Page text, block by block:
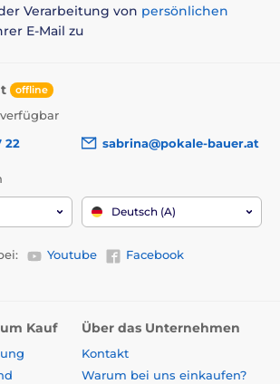
Verarbeitung von persönlichen
E-Mail zu
offline
22
sabrina@pokale-bauer.at
Deutsch (A)
Youtube
Facebook
Kauf Über das Unternehmen
Kontakt
Warum bei uns einkaufen?